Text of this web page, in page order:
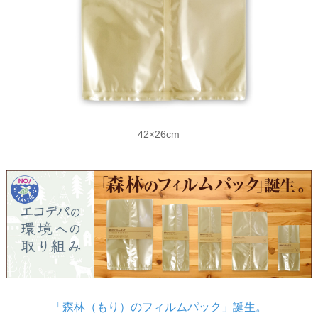
42×26cm
「森林（もり）のフィルムパック」誕生。